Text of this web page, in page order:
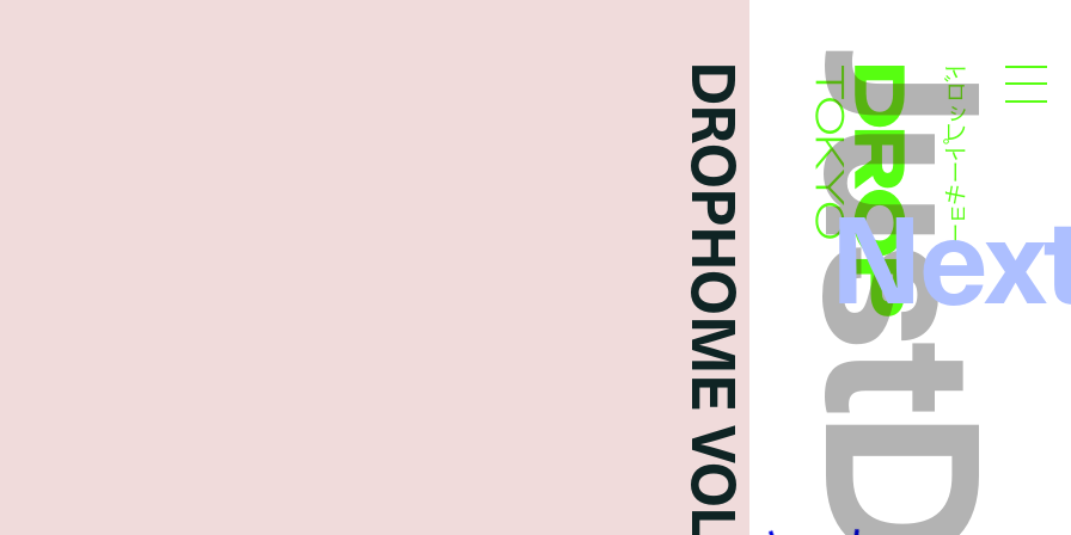
Droptokyoドロップトーキョー
DROPHOME VOL. 3